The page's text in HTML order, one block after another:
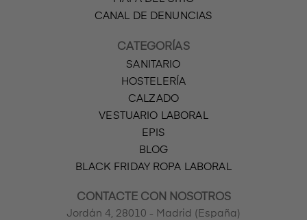
CANAL DE DENUNCIAS
CATEGORÍAS
SANITARIO
HOSTELERÍA
CALZADO
VESTUARIO LABORAL
EPIS
BLOG
BLACK FRIDAY ROPA LABORAL
CONTACTE CON NOSOTROS
Jordán 4, 28010 - Madrid (España)